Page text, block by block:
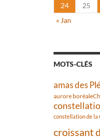
24
25
« Jan
MOTS-CLÉS
amas des
aurore boréale
constellation de la
croissant